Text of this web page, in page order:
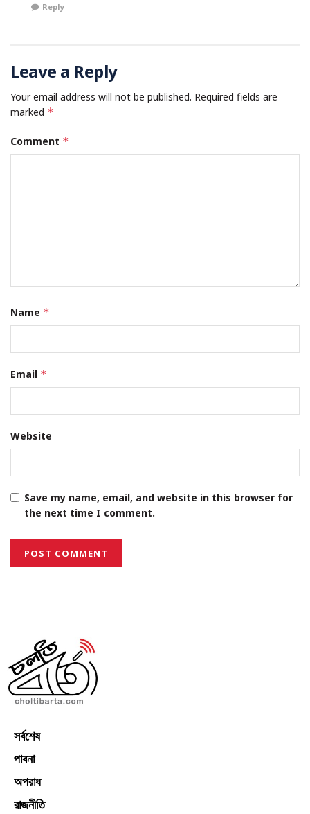
Reply
Leave a Reply
Your email address will not be published. Required fields are
marked *
Comment *
Name *
Email *
Website
Save my name, email, and website in this browser for
the next time I comment.
সর্বশেষ
পাবনা
অপরাধ
রাজনীতি